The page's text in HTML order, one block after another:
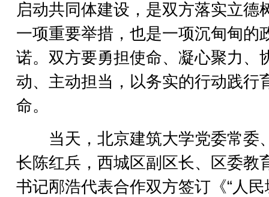
启动共同体建设，是双方落实立德
一项重要举措，也是一项沉甸甸的
诺。双方要勇担使命、凝心聚力、
动、主动担当，以务实的行动践行
命。
当天，北京建筑大学党委常委
长陈红兵，西城区副区长、区委教
书记邴浩代表合作双方签订《“人